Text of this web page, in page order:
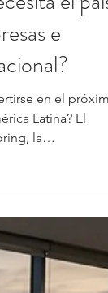
convertirse
el país
e